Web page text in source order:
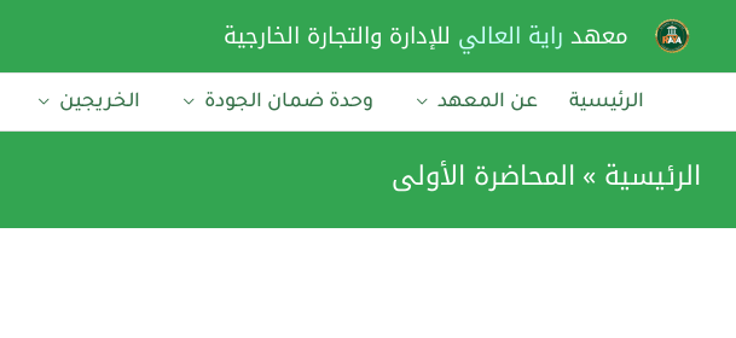
المحتوى
معهد راية العالي للإدارة والتجارة الخارجية
الرئيسية عن المعهد وحدة ضمان الجودة الخريجين
الرئيسية المحاضرة الأولى